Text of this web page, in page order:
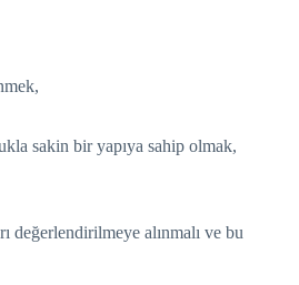
sakin bir yapıya sahip olmak,
değerlendirilmeye alınmalı ve bu